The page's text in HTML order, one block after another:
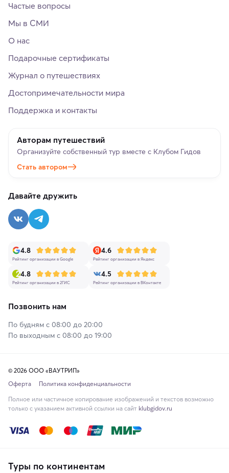
Частые вопросы
Мы в СМИ
О нас
Подарочные сертификаты
Журнал о путешествиях
Достопримечательности мира
Поддержка и контакты
Авторам путешествий
Организуйте собственный тур вместе с Клубом Гидов
Стать автором
Давайте дружить
4.8
Рейтинг организации в Google
4.6
Рейтинг организации в Яндекс
4.8
Рейтинг организации в 2ГИС
4.5
Рейтинг организации в ВКонтакте
Позвонить нам
По будням с 08:00 до 20:00
По выходным с 08:00 до 19:00
© 2026 ООО «ВАУТРИП»
Оферта
Политика конфиденциальности
Полное или частичное копирование изображений и текстов возможно
только с указанием активной ссылки на сайт klubgidov.ru
Туры по континентам